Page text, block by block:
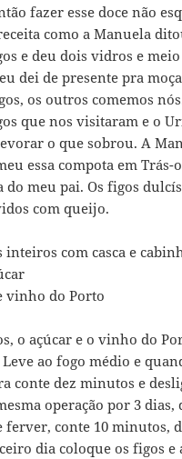
fazer esse doce não
como a Manuela
e deu dois vidros e
dei de presente pra
os outros comemos
que nos visitaram e o
o que sobrou. A
essa compota em Trás-
meu pai. Os figos
com queijo.
com casca e
vinho do Porto
o açúcar e o vinho do
ao fogo médio e
conte dez minutos e
operação por 3 dias,
ferver, conte 10 minutos,
dia coloque os figos e